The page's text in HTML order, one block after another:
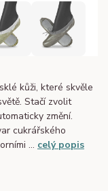
kůži, které skvěle
Stačí zvolit
změní.
cukrářského
... celý popis